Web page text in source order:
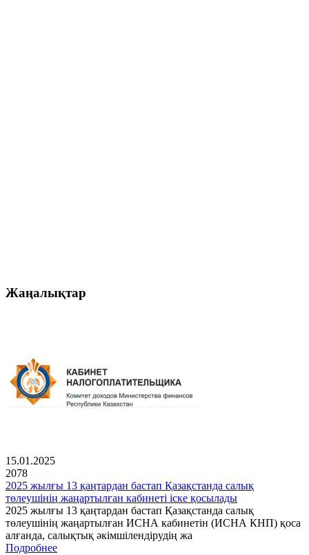
Жаңалықтар
15.01.2025
2078
2025 жылғы 13 қаңтардан бастап Қазақстанда салық
төлеушінің жаңартылған кабинеті іске қосылады
2025 жылғы 13 қаңтардан бастап Қазақстанда салық
төлеушінің жаңартылған ИСНА кабинетін (ИСНА КНП) қоса
алғанда, салықтық әкімшілендірудің жа
Подробнее